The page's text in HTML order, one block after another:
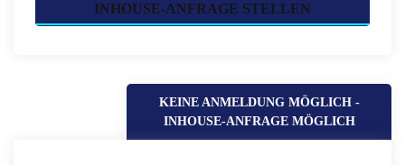
INHOUSE-ANFRAGE STELLEN
KEINE ANMELDUNG MÖGLICH -
INHOUSE-ANFRAGE MÖGLICH